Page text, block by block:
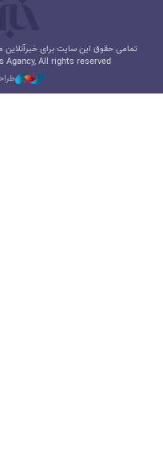
تمامی حقوق این سایت برای
Agancy, All rights reserved